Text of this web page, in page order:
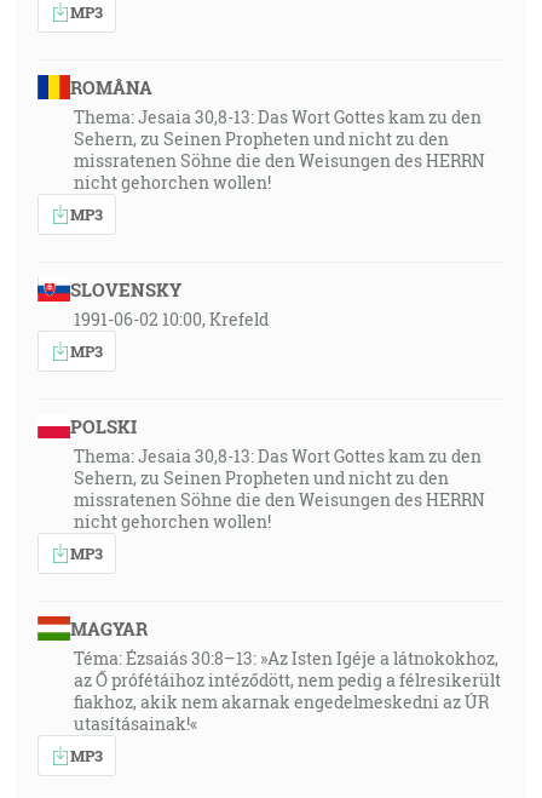
MP3
ROMÂNA
Thema: Jesaia 30,8-13: Das Wort Gottes kam zu den
Sehern, zu Seinen Propheten und nicht zu den
missratenen Söhne die den Weisungen des HERRN
nicht gehorchen wollen!
MP3
SLOVENSKY
1991-06-02 10:00, Krefeld
MP3
POLSKI
Thema: Jesaia 30,8-13: Das Wort Gottes kam zu den
Sehern, zu Seinen Propheten und nicht zu den
missratenen Söhne die den Weisungen des HERRN
nicht gehorchen wollen!
MP3
MAGYAR
Téma: Ézsaiás 30:8–13: »Az Isten Igéje a látnokokhoz,
az Ő prófétáihoz intéződött, nem pedig a félresikerült
fiakhoz, akik nem akarnak engedelmeskedni az ÚR
utasításainak!«
MP3